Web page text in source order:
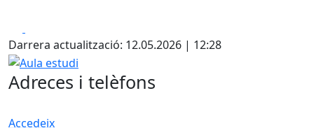
Darrera actualització: 12.05.2026 | 12:28
Aula estudi
Adreces i telèfons
Accedeix